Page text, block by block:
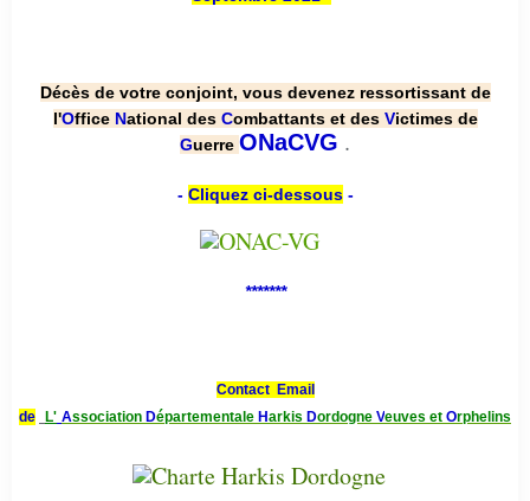
Décès de votre conjoint, vous devenez ressortissant de
l'Office National des Combattants et des Victimes de
Guerre ONaCVG .
- Cliquez ci-dessous-
*******
Contact Email
de
L' Association Départementale Harkis Dordogne Veuves et Orphelins